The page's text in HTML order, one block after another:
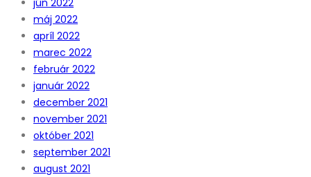
máj 2022
apríl 2022
marec 2022
február 2022
január 2022
december 2021
november 2021
október 2021
september 2021
august 2021